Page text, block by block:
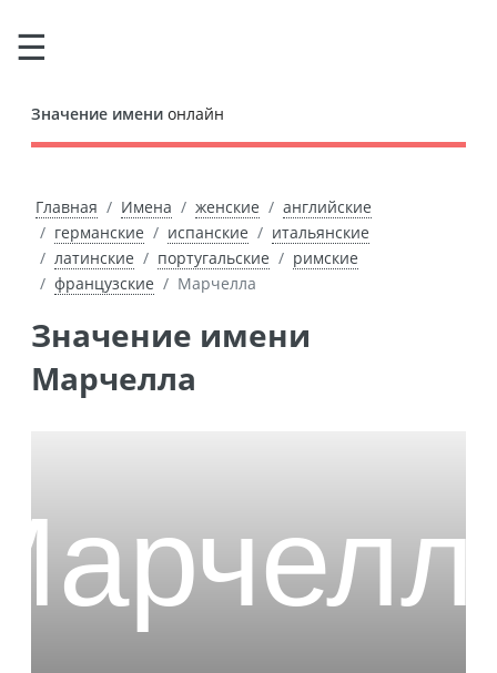
Значение имени онлайн
Главная Имена женские
английские
германские
испанские
итальянские
латинские
португальские
римские
французские
Марчелла
Значение имени
Марчелла